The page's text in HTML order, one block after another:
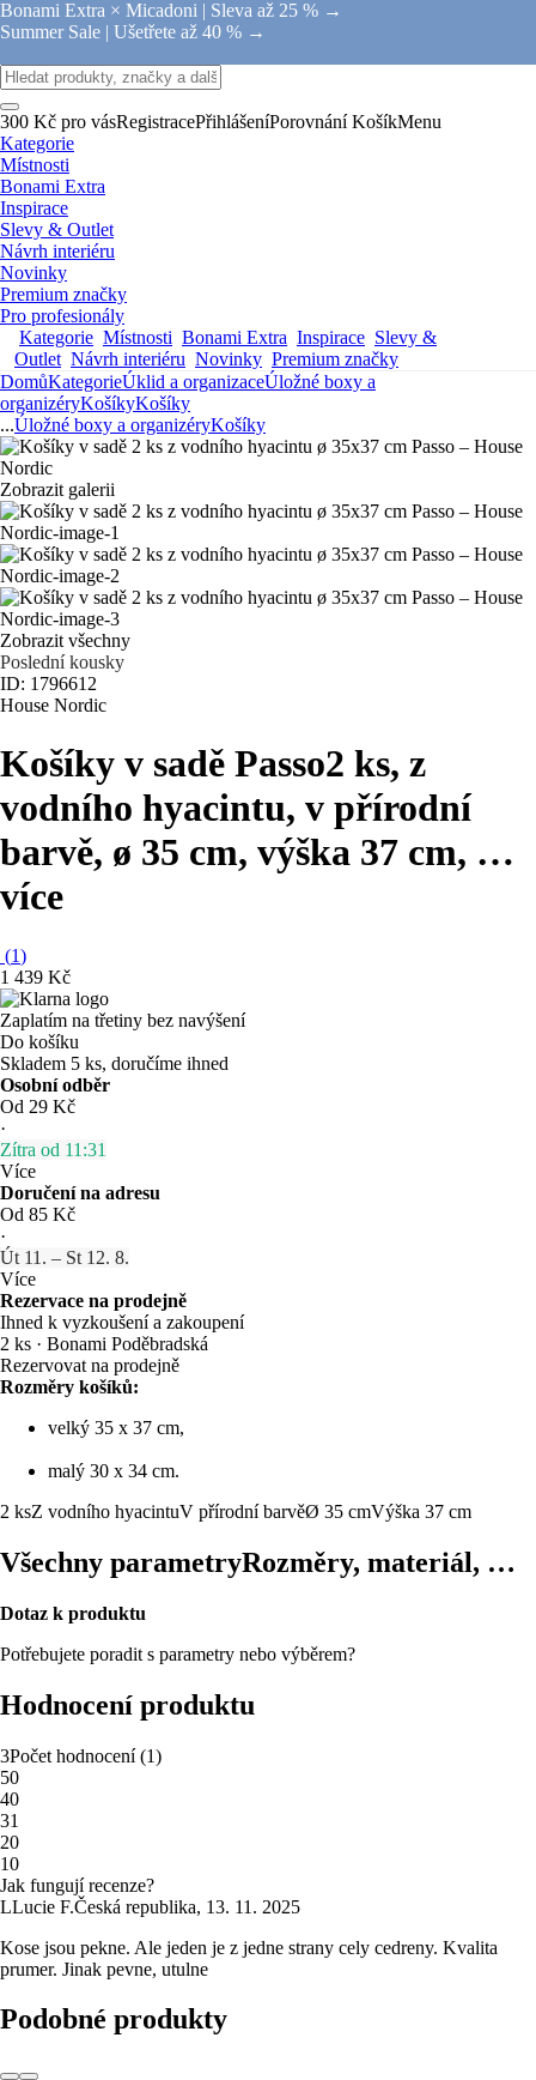
Bonami Extra × Micadoni | Sleva až 25 % →
Summer Sale | Ušetřete až 40 % →
300 Kč pro vásRegistracePřihlášeníPorovnání KošíkMenu
Kategorie
Místnosti
Bonami Extra
Inspirace
Slevy & Outlet
Návrh interiéru
Novinky
Premium značky
Pro profesionály
Kategorie Místnosti Bonami Extra Inspirace Slevy &
Outlet Návrh interiéru Novinky Premium značky
DomůKategorieÚklid a organizaceÚložné boxy a
organizéryKošíkyKošíky
...Úložné boxy a organizéryKošíky
Zobrazit galerii
Zobrazit všechny
Poslední kousky
ID: 1796612
House Nordic
Košíky v sadě Passo2 ks, z
vodního hyacintu, v přírodní
barvě, ø 35 cm, výška 37 cm, …
více
(1)
1 439 Kč
Zaplatím na třetiny bez navýšení
Do košíku
Skladem 5 ks, doručíme ihned
Osobní odběr
Od 29 Kč
·
Zítra od 11:31
Více
Doručení na adresu
Od 85 Kč
·
Út 11. – St 12. 8.
Více
Rezervace na prodejně
Ihned k vyzkoušení a zakoupení
2 ks · Bonami Poděbradská
Rezervovat na prodejně
Rozměry košíků:
velký 35 x 37 cm,
malý 30 x 34 cm.
2 ksZ vodního hyacintuV přírodní barvěØ 35 cmVýška 37 cm
Všechny parametryRozměry, materiál, …
Dotaz k produktu
Potřebujete poradit s parametry nebo výběrem?
Hodnocení produktu
3Počet hodnocení(1)
50
40
31
20
10
Jak fungují recenze?
LLucie F.Česká republika, 13. 11. 2025
Kose jsou pekne. Ale jeden je z jedne strany cely cedreny. Kvalita
prumer. Jinak pevne, utulne
Podobné produkty